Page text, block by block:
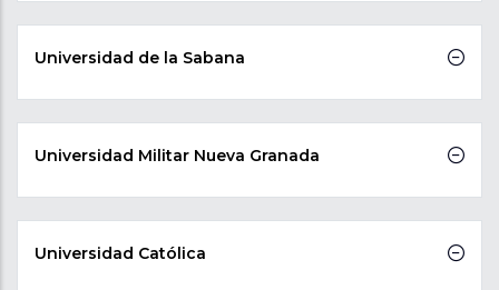
Universidad de la Sabana
Universidad Militar Nueva Granada
Universidad Católica